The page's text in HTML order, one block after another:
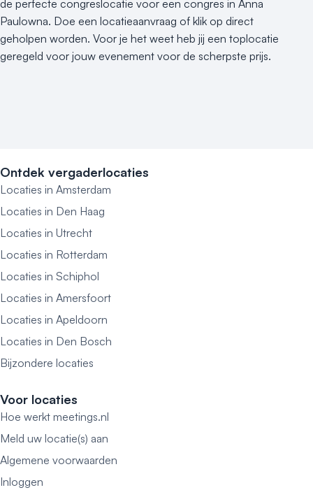
de perfecte congreslocatie voor een congres in Anna
Paulowna. Doe een locatieaanvraag of klik op direct
geholpen worden. Voor je het weet heb jij een toplocatie
geregeld voor jouw evenement voor de scherpste prijs.
Ontdek vergaderlocaties
Locaties in Amsterdam
Locaties in Den Haag
Locaties in Utrecht
Locaties in Rotterdam
Locaties in Schiphol
Locaties in Amersfoort
Locaties in Apeldoorn
Locaties in Den Bosch
Bijzondere locaties
Voor locaties
Hoe werkt meetings.nl
Meld uw locatie(s) aan
Algemene voorwaarden
Inloggen